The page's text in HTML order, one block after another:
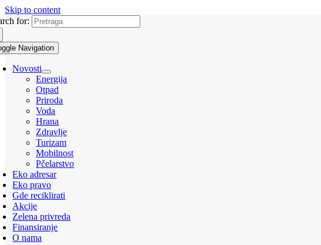
Skip to content
for:
Navigation
Novosti
Energija
Otpad
Priroda
Voda
Hrana
Zdravlje
Turizam
Mobilnost
Pčelarstvo
Eko adresar
Eko pravo
Gde reciklirati
Akcije
Zelena privreda
Finansiranje
O nama